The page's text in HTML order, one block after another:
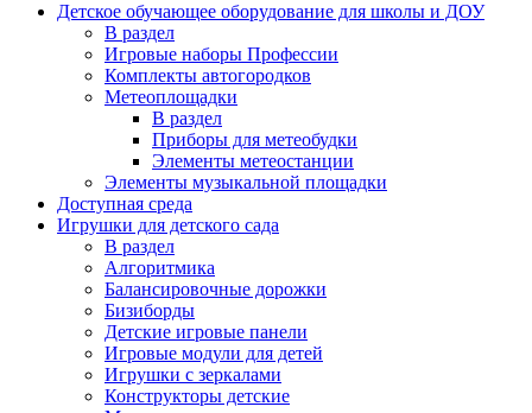
Детское обучающее оборудование для школы и ДОУ
В раздел
Игровые наборы Профессии
Комплекты автогородков
Метеоплощадки
В раздел
Приборы для метеобудки
Элементы метеостанции
Элементы музыкальной площадки
Доступная среда
Игрушки для детского сада
В раздел
Алгоритмика
Балансировочные дорожки
Бизиборды
Детские игровые панели
Игровые модули для детей
Игрушки с зеркалами
Конструкторы детские